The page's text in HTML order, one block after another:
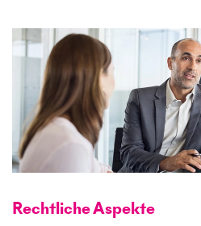
Rechtliche Aspekte